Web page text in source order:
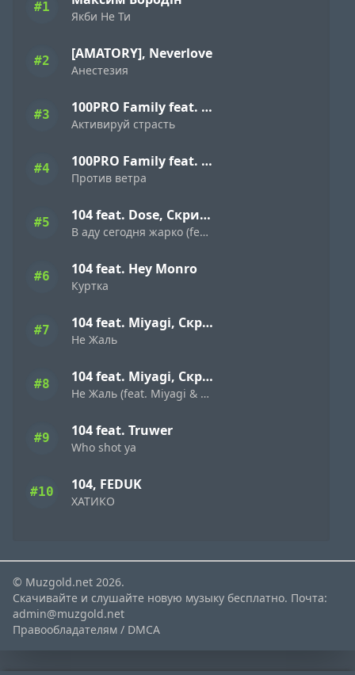
#1
Якби Не Ти
#2 [AMATORY], Neverlove
Анестезия
#3 100PRO Family feat. Dave Bra, Indigo, Режик, Кима, Slavon, Denny Presston, Буян, ШЕFF, Simagon, MonoSoul
Активируй страсть
#4 100PRO Family feat. Dave Bra, Кипер, Popovi4, Буян, Indigo, Simagon, ШЕFF, MonoSoul
Против ветра
#5 104 feat. Dose, Скриптонит
В аду сегодня жарко (feat. Dose & Скриптонит)
#6 104 feat. Hey Monro
Куртка
#7 104 feat. Miyagi, Скриптонит
Не Жаль
#8 104 feat. Miyagi, Скриптонит
Не Жаль (feat. Miyagi & Скриптонит)
#9 104 feat. Truwer
Who shot ya
#10 104, FEDUK
ХАТИКО
© Muzgold.net 2026.
Скачивайте и слушайте новую музыку бесплатно. Почта:
admin@muzgold.net
Правообладателям / DMCA